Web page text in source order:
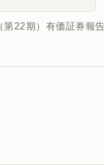
22期）有価証券報